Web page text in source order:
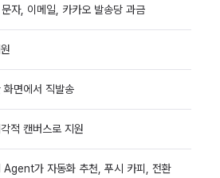
자, 이메일, 카카오 발송당 과금
화면에서 직발송
적 캔버스로 지원
Agent가 자동화 추천, 푸시 카피, 전환